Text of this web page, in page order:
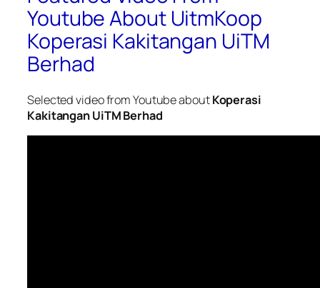
Youtube About UitmKoop
Koperasi Kakitangan UiTM
Berhad
Selected video from Youtube aboutKoperasi
Kakitangan UiTM Berhad